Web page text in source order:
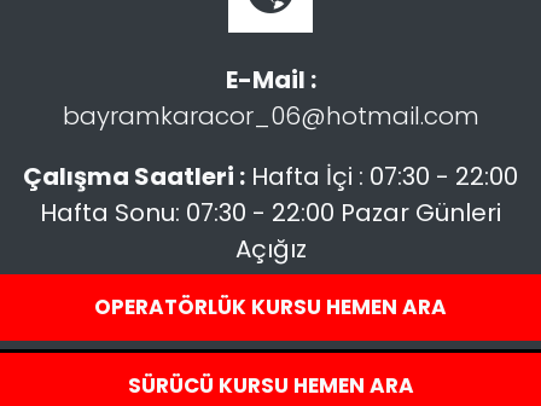
SÜRÜCÜ KURSU HEMEN ARA
OPERATÖRLÜK KURSU HEMEN ARA
E-Mail :
bayramkaracor_06@hotmail.com
Çalışma Saatleri : Hafta İçi : 07:30 - 22:00
Hafta Sonu: 07:30 - 22:00 Pazar Günleri
Açığız
Copyright © 2026 | Gökalp Sürücü Kursu | Tüm hakları saklıdır. |
Design ByCogen®Yazılım